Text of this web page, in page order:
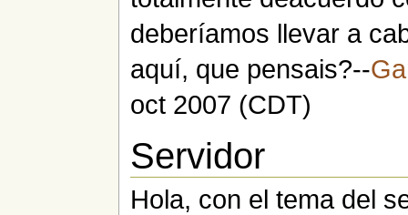
deberíamos llevar a
aquí, que pensais?--
oct 2007 (CDT)
Servidor
Hola, con el tema del